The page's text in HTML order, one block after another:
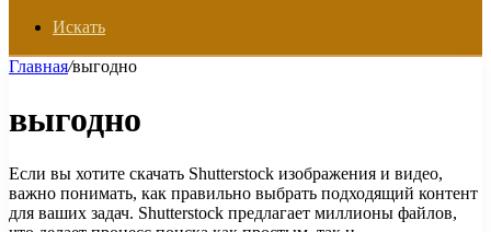
Искать
Главная/выгодно
выгодно
Если вы хотите скачать Shutterstock изображения и видео,
важно понимать, как правильно выбрать подходящий контент
для ваших задач. Shutterstock предлагает миллионы файлов,